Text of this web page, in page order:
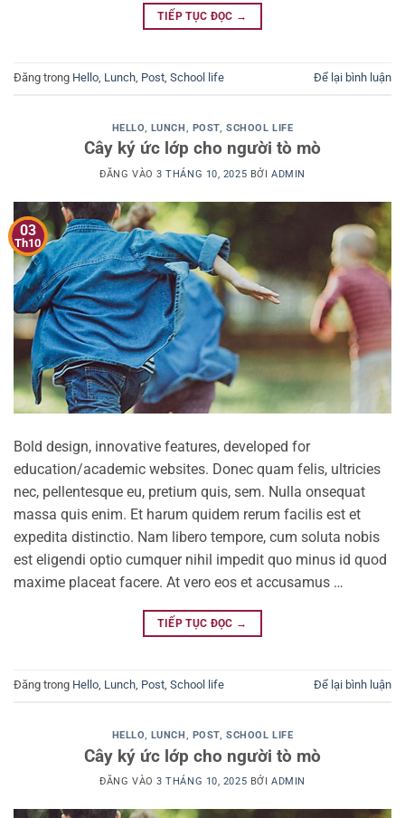
TIẾP TỤC ĐỌC →
Đăng trong Hello, Lunch, Post, School life Để lại bình luận
HELLO, LUNCH, POST,SCHOOL LIFE
Cây ký ức lớp cho người tò mò
ĐĂNG VÀO3 THÁNG 10, 2025 BỞI ADMIN
03
Th10
Bold design, innovative features, developed for
education/academic websites. Donec quam felis, ultricies
nec, pellentesque eu, pretium quis, sem. Nulla onsequat
massa quis enim. Et harum quidem rerum facilis est et
expedita distinctio. Nam libero tempore, cum soluta nobis
est eligendi optio cumquer nihil impedit quo minus id quod
maxime placeat facere. At vero eos et accusamus …
TIẾP TỤC ĐỌC →
Đăng trong Hello, Lunch, Post, School life Để lại bình luận
HELLO, LUNCH, POST,SCHOOL LIFE
Cây ký ức lớp cho người tò mò
ĐĂNG VÀO3 THÁNG 10, 2025 BỞI ADMIN